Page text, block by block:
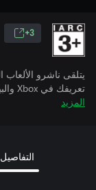
3+
يتلقى ناشرو
تعريفك في Xbox والبيانات المقترنة بينما تمارس الألعاب.
المزيد
التفاصيل